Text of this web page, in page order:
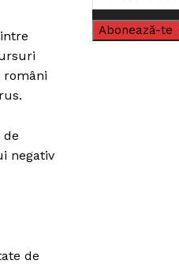
români
de
negativ
de
Abonează-te